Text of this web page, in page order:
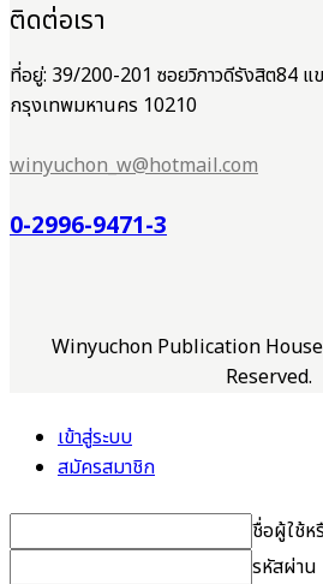
ติดต่อเรา
ที่อยู่: 39/200-201 ซอยวิภาวดีรังสิต84
กรุงเทพมหานคร 10210
winyuchon_w@hotmail.com
0-2996-9471-3
Winyuchon Publication
Reserved.
เข้าสู่ระบบ
สมัครสมาชิก
ชื่อผู้ใช้ห
รหัสผ่าน